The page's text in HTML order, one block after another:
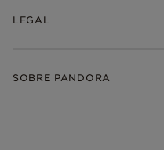
LEGAL
SOBRE PANDORA